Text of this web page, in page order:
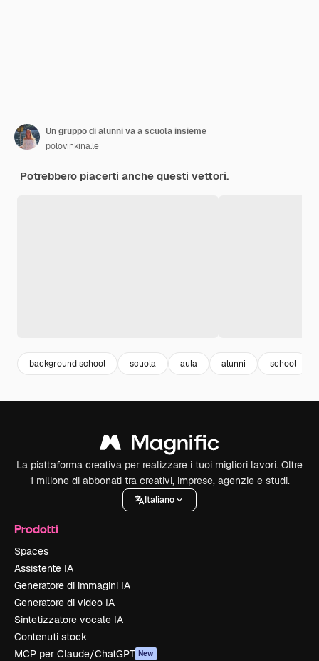
Un gruppo di alunni va a scuola insieme
polovinkina.le
Potrebbero piacerti anche questi vettori.
background school scuola aula alunni school
La piattaforma creativa per realizzare i tuoi migliori lavori. Oltre
1 milione di abbonati tra creativi, imprese, agenzie e studi.
Italiano
Prodotti
Spaces
Assistente IA
Generatore di immagini IA
Generatore di video IA
Sintetizzatore vocale IA
Contenuti stock
MCP per Claude/ChatGPT New